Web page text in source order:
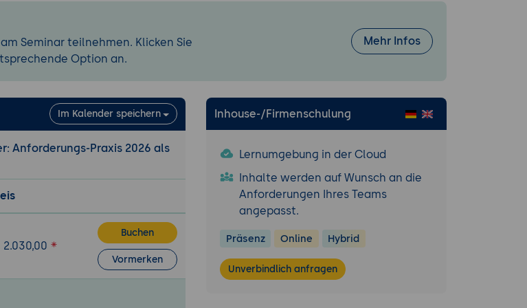
für ein eigenes komplexes Vorhaben - Stakeholder-
Vertiefungen, Workshop-Konzept mit
Format skizzieren.
Containers, Components, Code; Structurizr-DSL als
als etablierter Standard.
Bounded Context Maps, Context Mapping.
Modellierung in Architecture-Board-Kontexten.
Journey-Maps als agile RE-Notationen.
Seminar teilnehmen. Klicken Sie
Option an.
Mehr Infos
Im Kalender speichern
Anforderungs-Praxis 2026 als
2.030,00
Buchen
Vormerken
Inhouse-/Firmenschulung
Lernumgebung in der Cloud
Inhalte werden auf Wunsch an die
Anforderungen Ihres Teams
angepasst.
Präsenz Online Hybrid
Unverbindlich anfragen